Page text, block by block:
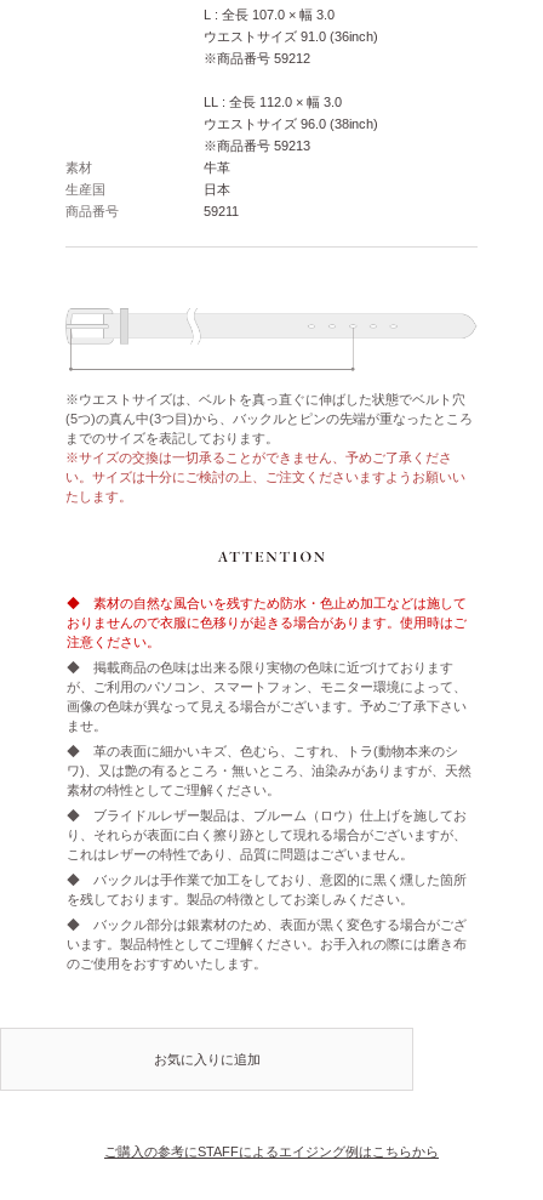
L : 全長 107.0 × 幅 3.0
ウエストサイズ 91.0 (36inch)
※商品番号 59212
LL : 全長 112.0 × 幅 3.0
ウエストサイズ 96.0 (38inch)
※商品番号 59213
素材
牛革
生産国
日本
商品番号
59211
※ウエストサイズは、ベルトを真っ直ぐに伸ばした状態でベルト穴
(5つ)の真ん中(3つ目)から、バックルとピンの先端が重なったところ
までのサイズを表記しております。
※サイズの交換は一切承ることができません、予めご了承くださ
い。サイズは十分にご検討の上、ご注文くださいますようお願いい
たします。
◆ 素材の自然な風合いを残すため防水・色止め加工などは施して
おりませんので衣服に色移りが起きる場合があります。使用時はご
注意ください。
◆ 掲載商品の色味は出来る限り実物の色味に近づけております
が、ご利用のパソコン、スマートフォン、モニター環境によって、
画像の色味が異なって見える場合がございます。予めご了承下さい
ませ。
◆ 革の表面に細かいキズ、色むら、こすれ、トラ(動物本来のシ
ワ)、又は艶の有るところ・無いところ、油染みがありますが、天然
素材の特性としてご理解ください。
◆ ブライドルレザー製品は、ブルーム（ロウ）仕上げを施してお
り、それらが表面に白く擦り跡として現れる場合がございますが、
これはレザーの特性であり、品質に問題はございません。
◆ バックルは手作業で加工をしており、意図的に黒く燻した箇所
を残しております。製品の特徴としてお楽しみください。
◆ バックル部分は銀素材のため、表面が黒く変色する場合がござ
います。製品特性としてご理解ください。お手入れの際には磨き布
のご使用をおすすめいたします。
お気に入りに追加
ご購入の参考にSTAFFによるエイジング例はこちらから